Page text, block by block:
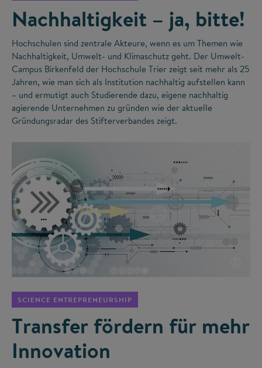
Nachhaltigkeit – ja, bitte!
Hochschulen sind zentrale Akteure, wenn es um Themen wie
Nachhaltigkeit, Umwelt- und Klimaschutz geht. Der Umwelt-
Campus Birkenfeld der Hochschule Trier zeigt seit mehr als 25
Jahren, wie man sich als Institution nachhaltig aufstellen kann
– und ermutigt auch Studierende dazu, eigene nachhaltig
agierende Unternehmen zu gründen wie der aktuelle
Gründungsradar des Stifterverbandes zeigt.
SCIENCE ENTREPRENEURSHIP
Transfer fördern für mehr
Innovation